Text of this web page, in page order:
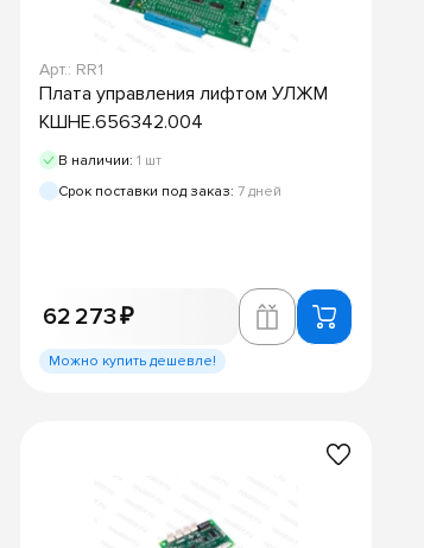
Арт.: RR1
Плата управления лифтом УЛЖМ
КШНЕ.656342.004
В наличии: 1 шт
Срок поставки под заказ: 7 дней
62 273 ₽
Можно купить дешевле!